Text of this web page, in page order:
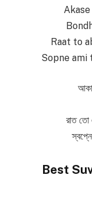
Raat to
Sopne ami
রাত তো
Best